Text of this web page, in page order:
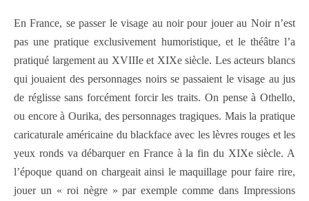
En France, se passer le visage au noir pour jouer au Noir n’est
pas une pratique exclusivement humoristique, et le théâtre l’a
pratiqué largement au XVIIIe et XIXe siècle. Les acteurs blancs
qui jouaient des personnages noirs se passaient le visage au jus
de réglisse sans forcément forcir les traits. On pense à Othello,
ou encore à Ourika, des personnages tragiques. Mais la pratique
caricaturale américaine du blackface avec les lèvres rouges et les
yeux ronds va débarquer en France à la fin du XIXe siècle. A
l’époque quand on chargeait ainsi le maquillage pour faire rire,
jouer un « roi nègre » par exemple comme dans Impressions